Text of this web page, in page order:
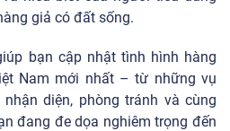
giả có đất sống.
bạn cập nhật tình hình hàng
Nam mới nhất – từ những vụ
diện, phòng tránh và cùng
đang đe dọa nghiêm trọng đến